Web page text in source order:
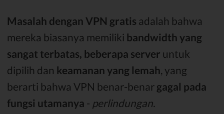
Masalah dengan VPN gratis adalah bahwa
mereka biasanya memiliki bandwidth yang
sangat terbatas, beberapa server untuk
dipilih dan keamanan yang lemah , yang
berarti bahwa VPN benar-benar gagal pada
fungsi utamanya - perlindungan.